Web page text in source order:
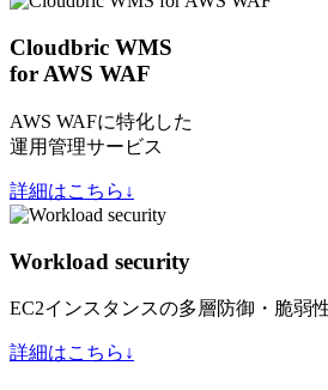
Cloudbric WMS
for AWS WAF
AWS WAFに特化した
運用管理サービス
詳細はこちら↓
Workload security
EC2インスタンスの多層防御・脆弱
詳細はこちら↓